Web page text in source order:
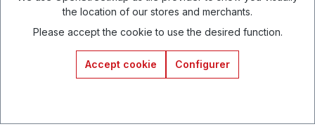
the location of our stores and merchants.
Please accept the cookie to use the desired function.
Accept cookie Configurer